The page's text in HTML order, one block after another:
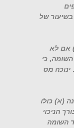
של
אם לא
כי
ינוכה מס
(א) כולו
הניכוי
השומה